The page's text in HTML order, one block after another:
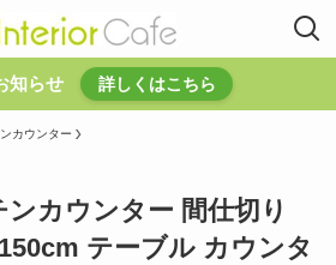
知らせ 詳しくはこちら
カウンター
カウンター 間仕切り
テーブル カウンタ